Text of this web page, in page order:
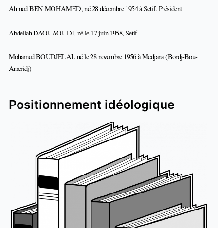
Ahmed BEN MOHAMED, né 28 décembre 1954 à Setif. Président
Abdellah DAOUAOUDI, né le 17 juin 1958, Setif
Mohamed BOUDJELAL né le 28 novembre 1956 à Medjana (Bordj-Bou-
Arreridj)
Positionnement idéologique